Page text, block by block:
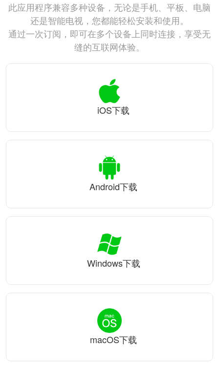
此应用程序兼容多种设备，无论是手机、平板、电脑
还是智能电视，您都能轻松安装和使用。
通过一次订阅，即可在多个设备上同时连接，享受无
缝的互联网体验。
iOS下载
Android下载
Windows下载
macOS下载